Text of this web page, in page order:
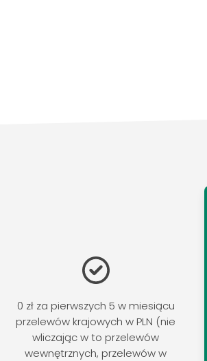
0 zł za pierwszych 5 w miesiącu
przelewów krajowych w PLN (nie
wliczając w to przelewów
wewnętrznych, przelewów w